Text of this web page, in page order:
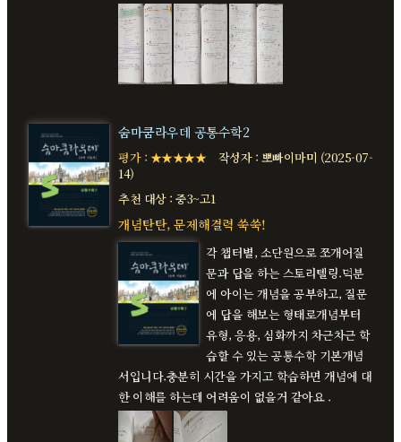
숨마쿰라우데 공통수학2
평가 : ★★★★★
작성자 : 뽀빠이마미 (2025-07-
14)
추천 대상 : 중3~고1
개념탄탄, 문제해결력 쑥쑥!
각 챕터별, 소단원으로 쪼개어질
문과 답을 하는 스토리텔링.덕분
에 아이는 개념을 공부하고, 질문
에 답을 해보는 형태로개념부터
유형, 응용, 심화까지 차근차근 학
습할 수 있는 공통수학 기본개념
서입니다.충분히 시간을 가지고 학습하면 개념에 대
한 이해를 하는데 어려움이 없을거 같아요 .